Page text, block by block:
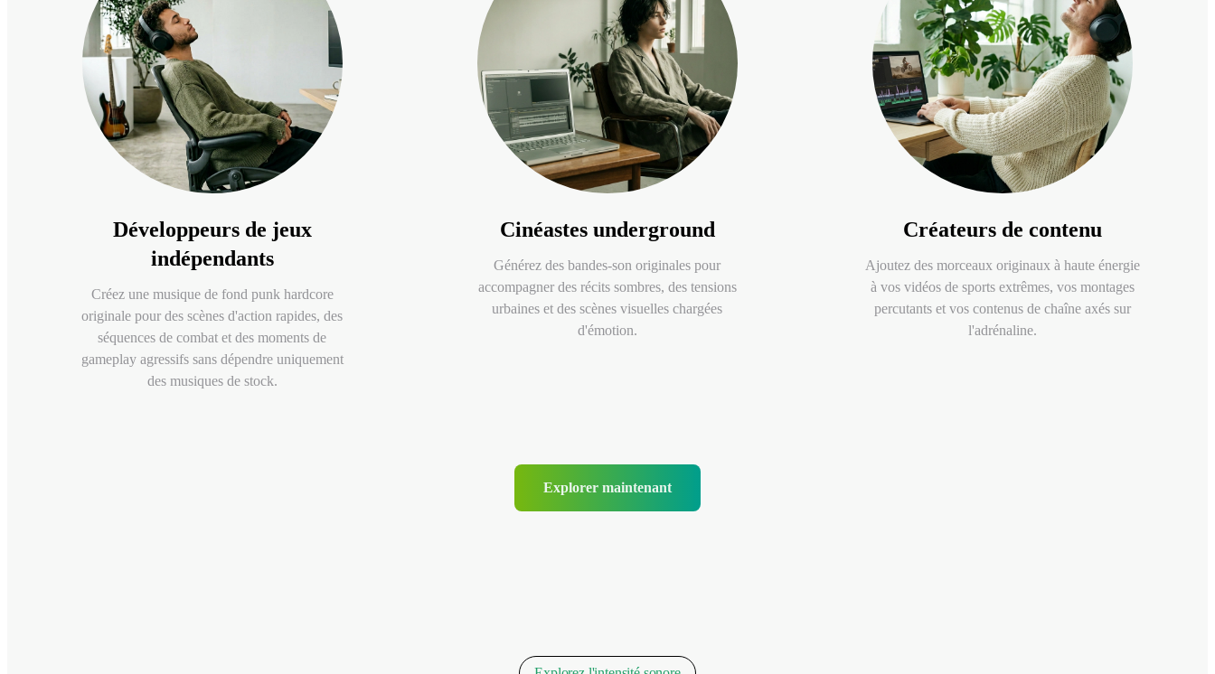
Développeurs de jeux
indépendants
Créez une musique de fond punk hardcore
originale pour des scènes d'action rapides, des
séquences de combat et des moments de
gameplay agressifs sans dépendre uniquement
des musiques de stock.
Cinéastes underground
Générez des bandes-son originales pour
accompagner des récits sombres, des tensions
urbaines et des scènes visuelles chargées
d'émotion.
Créateurs de contenu
Ajoutez des morceaux originaux à haute énergie
à vos vidéos de sports extrêmes, vos montages
percutants et vos contenus de chaîne axés sur
l'adrénaline.
Explorer maintenant